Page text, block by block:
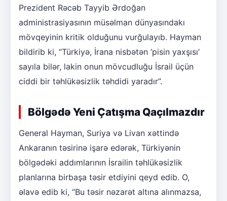
Prezident Rəcəb Tayyib Ərdoğan
administrasiyasının müsəlman dünyasındakı
mövqeyinin kritik olduğunu vurğulayıb. Hayman
bildirib ki, “Türkiyə, İrana nisbətən ‘pisin yaxşısı’
sayıla bilər, lakin onun mövcudluğu İsrail üçün
ciddi bir təhlükəsizlik təhdidi yaradır”.
Bölgədə Yeni Çatışma Qaçılmazdır
General Hayman, Suriya və Livan xəttində
Ankaranın təsirinə işarə edərək, Türkiyənin
bölgədəki addımlarının İsrailin təhlükəsizlik
planlarına birbaşa təsir etdiyini qeyd edib. O,
əlavə edib ki, “Bu təsir nəzarət altına alınmazsa,